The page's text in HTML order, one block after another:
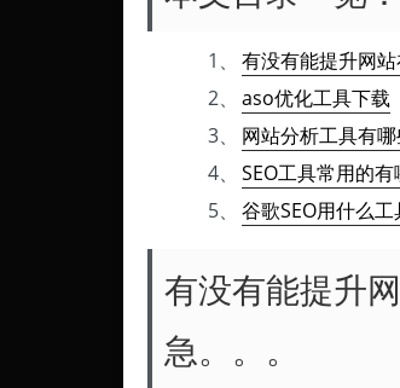
1、
有没有能提升网站
2、
aso优化工具下载
3、
网站分析工具有
4、
SEO工具常用的
5、
谷歌SEO用什么工
有没有能提升
急。。。